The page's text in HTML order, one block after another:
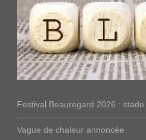
Festival Beauregard 2026 :
Vague de chaleur annoncée